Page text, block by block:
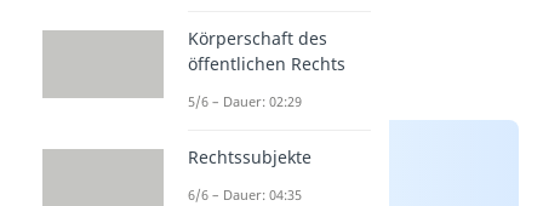
Körperschaft des
öffentlichen Rechts
5/6 – Dauer: 02:29
Rechtssubjekte
6/6 – Dauer: 04:35